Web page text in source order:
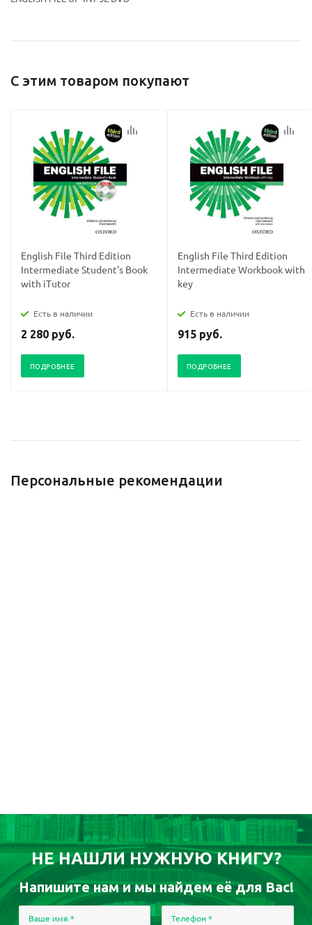
С этим товаром покупают
English File Third Edition
Intermediate Student's Book
with iTutor
Есть в наличии
2 280 руб.
ПОДРОБНЕЕ
English File Third Edition
Intermediate Workbook with
key
Есть в наличии
915 руб.
ПОДРОБНЕЕ
Персональные рекомендации
НЕ НАШЛИ НУЖНУЮ КНИГУ?
Напишите нам и мы найдем её для Вас!
Ваше имя * Телефон *